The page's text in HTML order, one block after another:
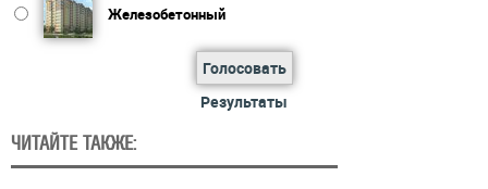
Железобетонный
Голосовать
Результаты
ЧИТАЙТЕ ТАКЖЕ: